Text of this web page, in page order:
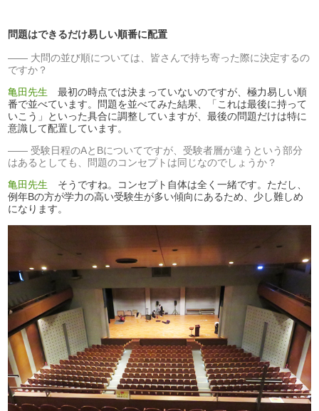
問題はできるだけ易しい順番に配置
大問の並び順については、皆さんで持ち寄った際に決定するの
ですか？
亀田先生最初の時点では決まっていないのですが、極力易しい順
番で並べています。問題を並べてみた結果、「これは最後に持って
いこう」といった具合に調整していますが、最後の問題だけは特に
意識して配置しています。
受験日程のAとBについてですが、受験者層が違うという部分
はあるとしても、問題のコンセプトは同じなのでしょうか？
亀田先生 そうですね。コンセプト自体は全く一緒です。ただし、
例年Bの方が学力の高い受験生が多い傾向にあるため、少し難しめ
になります。